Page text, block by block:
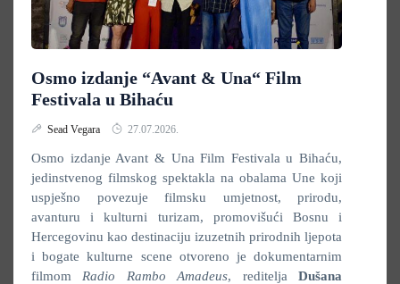
Osmo izdanje “Avant & Una“ Film
Festivala u Bihaću
Sead Vegara 27.07.2026.
Osmo izdanje Avant & Una Film Festivala u Bihaću,
jedinstvenog filmskog spektakla na obalama Une koji
uspješno povezuje filmsku umjetnost, prirodu,
avanturu i kulturni turizam, promovišući Bosnu i
Hercegovinu kao destinaciju izuzetnih prirodnih ljepota
i bogate kulturne scene otvoreno je dokumentarnim
filmom Radio Rambo Amadeus, rediteljaDušana